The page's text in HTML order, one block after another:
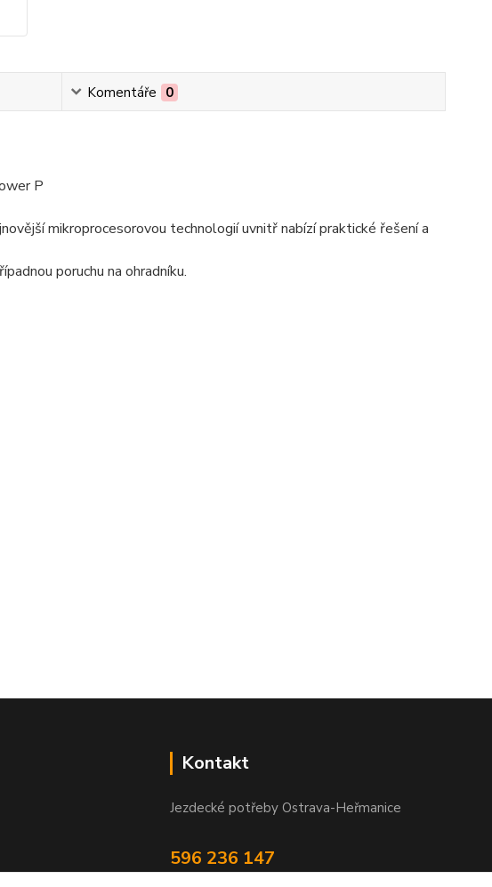
Komentáře 0
P
mikroprocesorovou technologií uvnitř nabízí praktické řešení a
poruchu na ohradníku.
Kontakt
Jezdecké potřeby Ostrava-Heřmanice
596 236 147